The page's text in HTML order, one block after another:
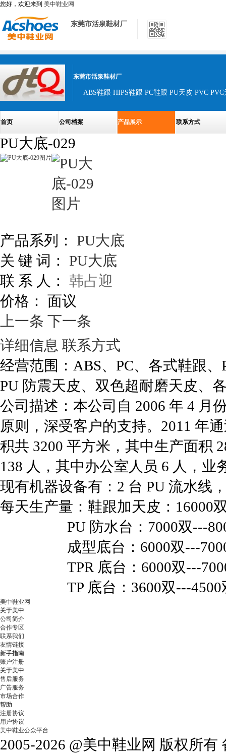
您好，欢迎来到 美中鞋业网
东莞市活泉鞋材厂
东莞市活泉鞋材厂
ABS鞋跟 HIPS鞋跟 PC鞋跟 PU天皮 PVC
首页 公司档案 产品展示 联系方式
PU大底-029
产品系列： PU大底
关 键 词： PU大底
联 系 人： 韩占迎
价格： 面议
上一条 下一条
详细信息 联系方式
经营范围：ABS、PC、各式鞋跟
PU 防震天皮、双色超耐磨天皮、
公司描述：本公司自 2006 年 4 月
原则，深受客户的支持。2011 年
积共 3200 平方米，其中生产面积
138 人，其中办公室人员 6 人，业
现有机器设备有：2 台 PU 流水线
每天生产量：鞋跟加天皮：16000
PU 防水台：7000双---
成型底台：6000双---
TPR 底台：6000双---
TP 底台：3600双---4500
美中鞋业网
关于美中
公司简介
合作专区
联系我们
友情链接
新手指南
账户注册
关于美中
售后服务
广告服务
市场合作
帮助
注册协议
用户协议
美中鞋业公众平台
2005-2026 @美中鞋业网 版权所有